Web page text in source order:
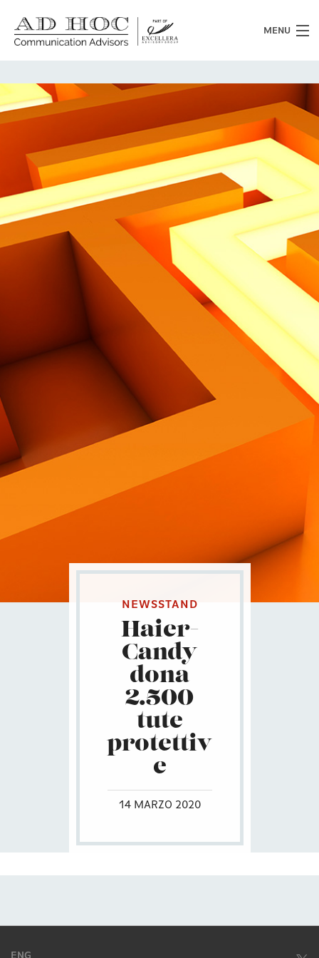
MENU
Chi siamo
Cosa facciamo
News
Clienti
Heritage
Lavora con noi
Contatti
Eng
NEWSSTAND
Haier-
Candy
dona
2.500
tute
protettiv
e
14 MARZO 2020
ENG